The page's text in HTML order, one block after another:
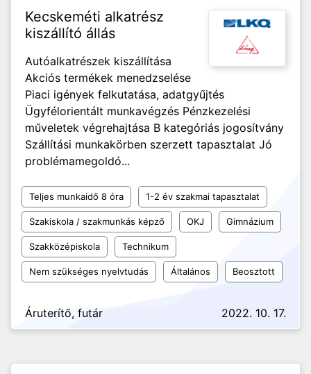
Kecskeméti alkatrész
kiszállító állás
Autóalkatrészek kiszállítása
Akciós termékek menedzselése
Piaci igények felkutatása, adatgyűjtés
Ügyfélorientált munkavégzés Pénzkezelési
műveletek végrehajtása B kategóriás jogosítvány
Szállítási munkakörben szerzett tapasztalat Jó
problémamegoldó...
Teljes munkaidő 8 óra 1-2 év szakmai tapasztalat
Szakiskola / szakmunkás képző OKJ Gimnázium
Szakközépiskola Technikum
Nem szükséges nyelvtudás Általános Beosztott
Áruterítő, futár 2022. 10. 17.